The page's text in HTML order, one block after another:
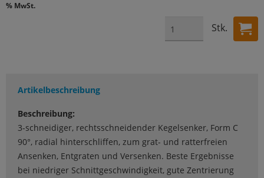
% MwSt.
Stk.
Artikelbeschreibung
Beschreibung:
3-schneidiger, rechtsschneidender Kegelsenker, Form C
90°, radial hinterschliffen, zum grat- und ratterfreien
Ansenken, Entgraten und Versenken. Beste Ergebnisse
bei niedriger Schnittgeschwindigkeit, gute Zentrierung